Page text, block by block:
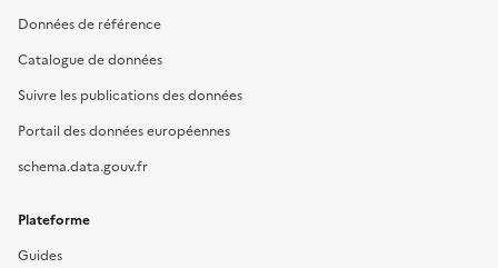
Données de référence
Catalogue de données
Suivre les publications des données
Portail des données européennes
schema.data.gouv.fr
Plateforme
Guides